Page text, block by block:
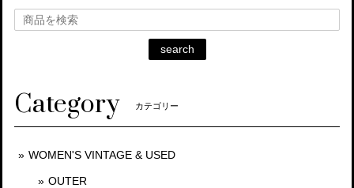
search
Category カテゴリー
WOMEN'S VINTAGE & USED
OUTER